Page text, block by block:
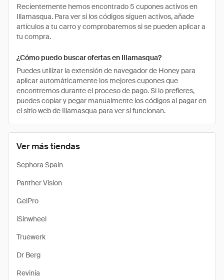
Ver más tiendas
Sephora Spain
Panther Vision
GelPro
iSinwheel
Truewerk
Dr Berg
Revinia
Recientemente hemos encontrado 5 cupones activos en
Illamasqua. Para ver si los códigos siguen activos, añade
artículos a tu carro y comprobaremos si se pueden aplicar a
tu compra.
¿Cómo puedo buscar ofertas en Illamasqua?
Puedes utilizar la extensión de navegador de Honey para
aplicar automáticamente los mejores cupones que
encontremos durante el proceso de pago. Si lo prefieres,
puedes copiar y pegar manualmente los códigos al pagar en
el sitio web de Illamasqua para ver si funcionan.